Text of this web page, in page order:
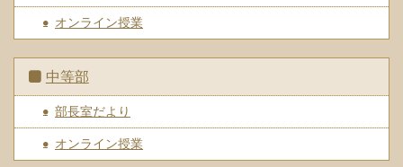
オンライン授業
中等部
部長室だより
オンライン授業